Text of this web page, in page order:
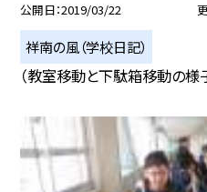
公開日 2019/03/22
祥南の風（学校日記）
（教室移動と下駄箱移動の様